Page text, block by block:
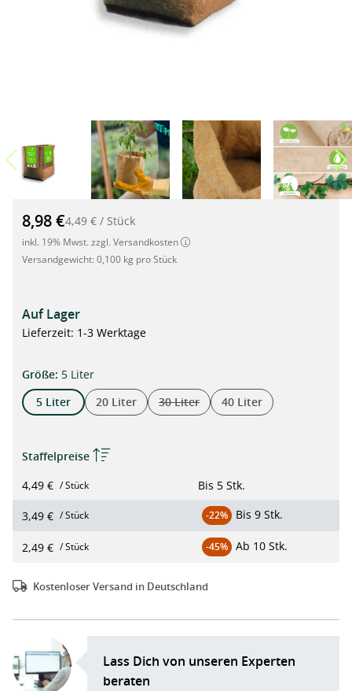
Jute Übertopf, kompostierbarer Pflanztopf, 5 Liter"
8,98 €4,49 € / Stück
inkl. 19% Mwst. zzgl. Versandkosten
Versandgewicht: 0,100 kg pro Stück
Auf Lager
Lieferzeit: 1-3 Werktage
Größeauswählen
: 5 Liter
5 Liter
20 Liter 30 Liter
(Diese Option ist zurzeit nicht
40 Liter
Staffelpreise
4,49 € / Stück Bis 5 Stk.
3,49 € / Stück -22% Bis 9 Stk.
2,49 € / Stück -45% Ab 10 Stk.
Kostenloser Versand in Deutschland
Lass Dich von unseren Experten
beraten